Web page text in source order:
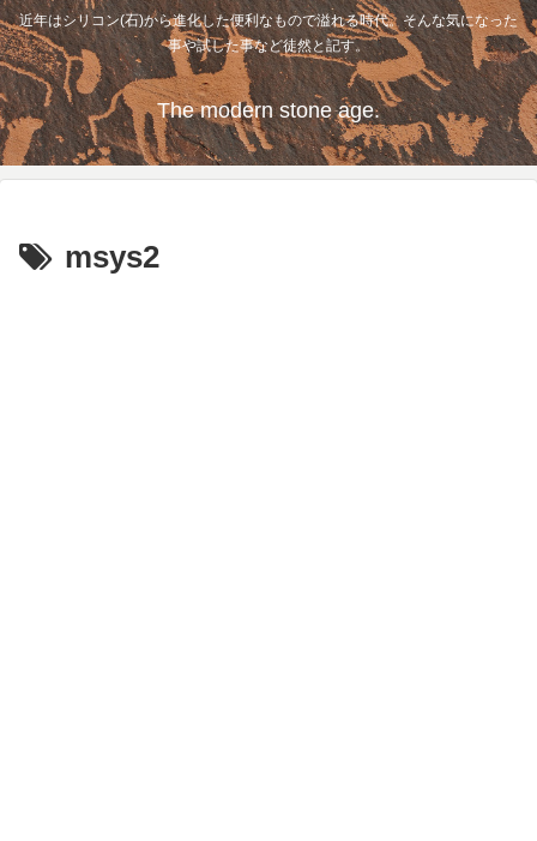
近年はシリコン(石)から進化した便利なもので溢れる時代。そんな気になった
事や試した事など徒然と記す。
The modern stone age.
msys2